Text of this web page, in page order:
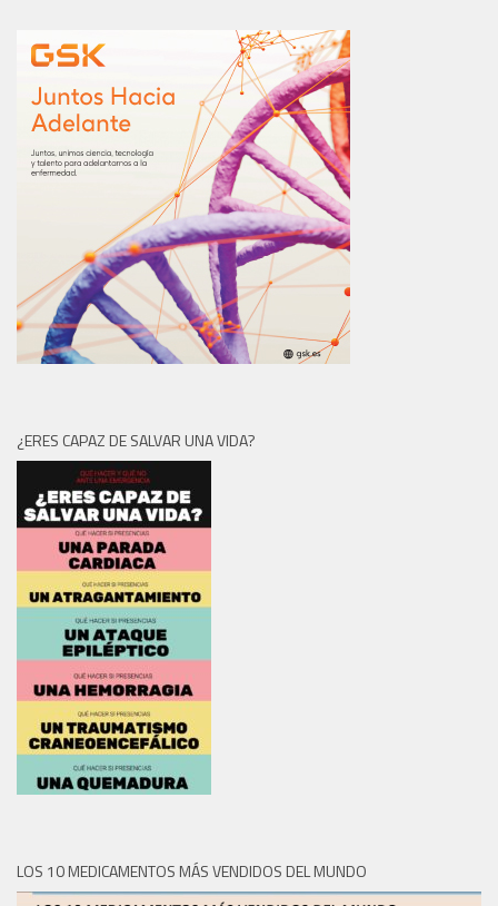
¿ERES CAPAZ DE SALVAR UNA VIDA?
LOS 10 MEDICAMENTOS MÁS VENDIDOS DEL MUNDO